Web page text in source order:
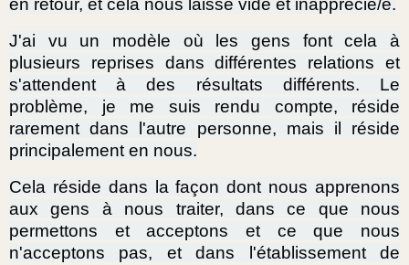
en retour, et cela nous laisse vide et inapprécié/e.
J'ai vu un modèle où les gens font cela à
plusieurs reprises dans différentes relations et
s'attendent à des résultats différents. Le
problème, je me suis rendu compte, réside
rarement dans l'autre personne, mais il réside
principalement en nous.
Cela réside dans la façon dont nous apprenons
aux gens à nous traiter, dans ce que nous
permettons et acceptons et ce que nous
n'acceptons pas, et dans l'établissement de